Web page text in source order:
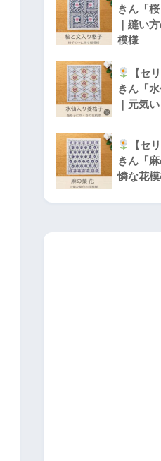
きん「
｜縫い
模様
【セ
きん「
｜元気
【セ
きん「
憐な花